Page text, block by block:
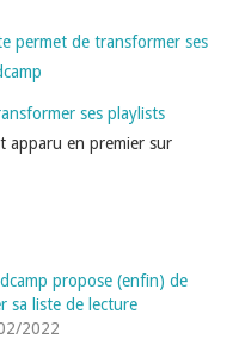
permet de transformer ses
ses playlists
apparu en premier sur
propose (enfin) de
sa liste de lecture
2022